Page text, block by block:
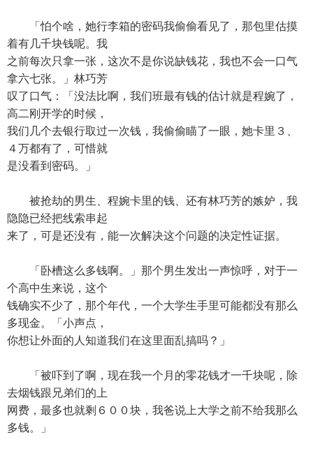
「怕个啥，她行李箱的密码我偷偷看见了，那包里估摸
着有几千块钱呢。我
之前每次只拿一张，这次不是你说缺钱花，我也不会一口气
拿六七张。」林巧芳
叹了口气：「没法比啊，我们班最有钱的估计就是程婉了，
高二刚开学的时候，
我们几个去银行取过一次钱，我偷偷瞄了一眼，她卡里３、
４万都有了，可惜就
是没看到密码。」
被抢劫的男生、程婉卡里的钱、还有林巧芳的嫉妒，我
隐隐已经把线索串起
来了，可是还没有，能一次解决这个问题的决定性证据。
「卧槽这么多钱啊。」那个男生发出一声惊呼，对于一
个高中生来说，这个
钱确实不少了，那个年代，一个大学生手里可能都没有那么
多现金。「小声点，
你想让外面的人知道我们在这里面乱搞吗？」
「被吓到了啊，现在我一个月的零花钱才一千块呢，除
去烟钱跟兄弟们的上
网费，最多也就剩６００块，我爸说上大学之前不给我那么
多钱。」